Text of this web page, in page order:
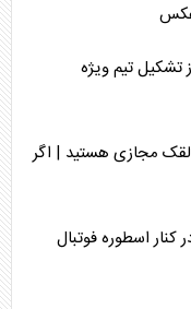
عکس
تشکیل تیم ویژه
مجازی هستید | اگر
یک دوره ۳۰ ساله در کنار اسطوره فوتبال